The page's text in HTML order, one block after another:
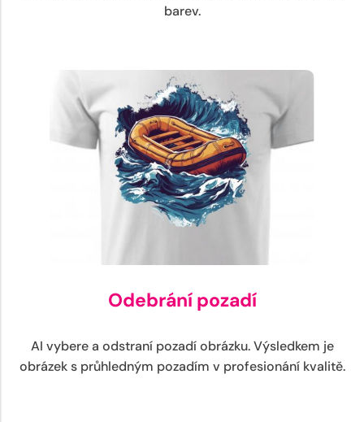
barev.
Odebrání pozadí
AI vybere a odstraní pozadí obrázku. Výsledkem je
obrázek s průhledným pozadím v profesionání kvalitě.